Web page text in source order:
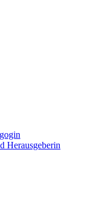
Herausgeberin